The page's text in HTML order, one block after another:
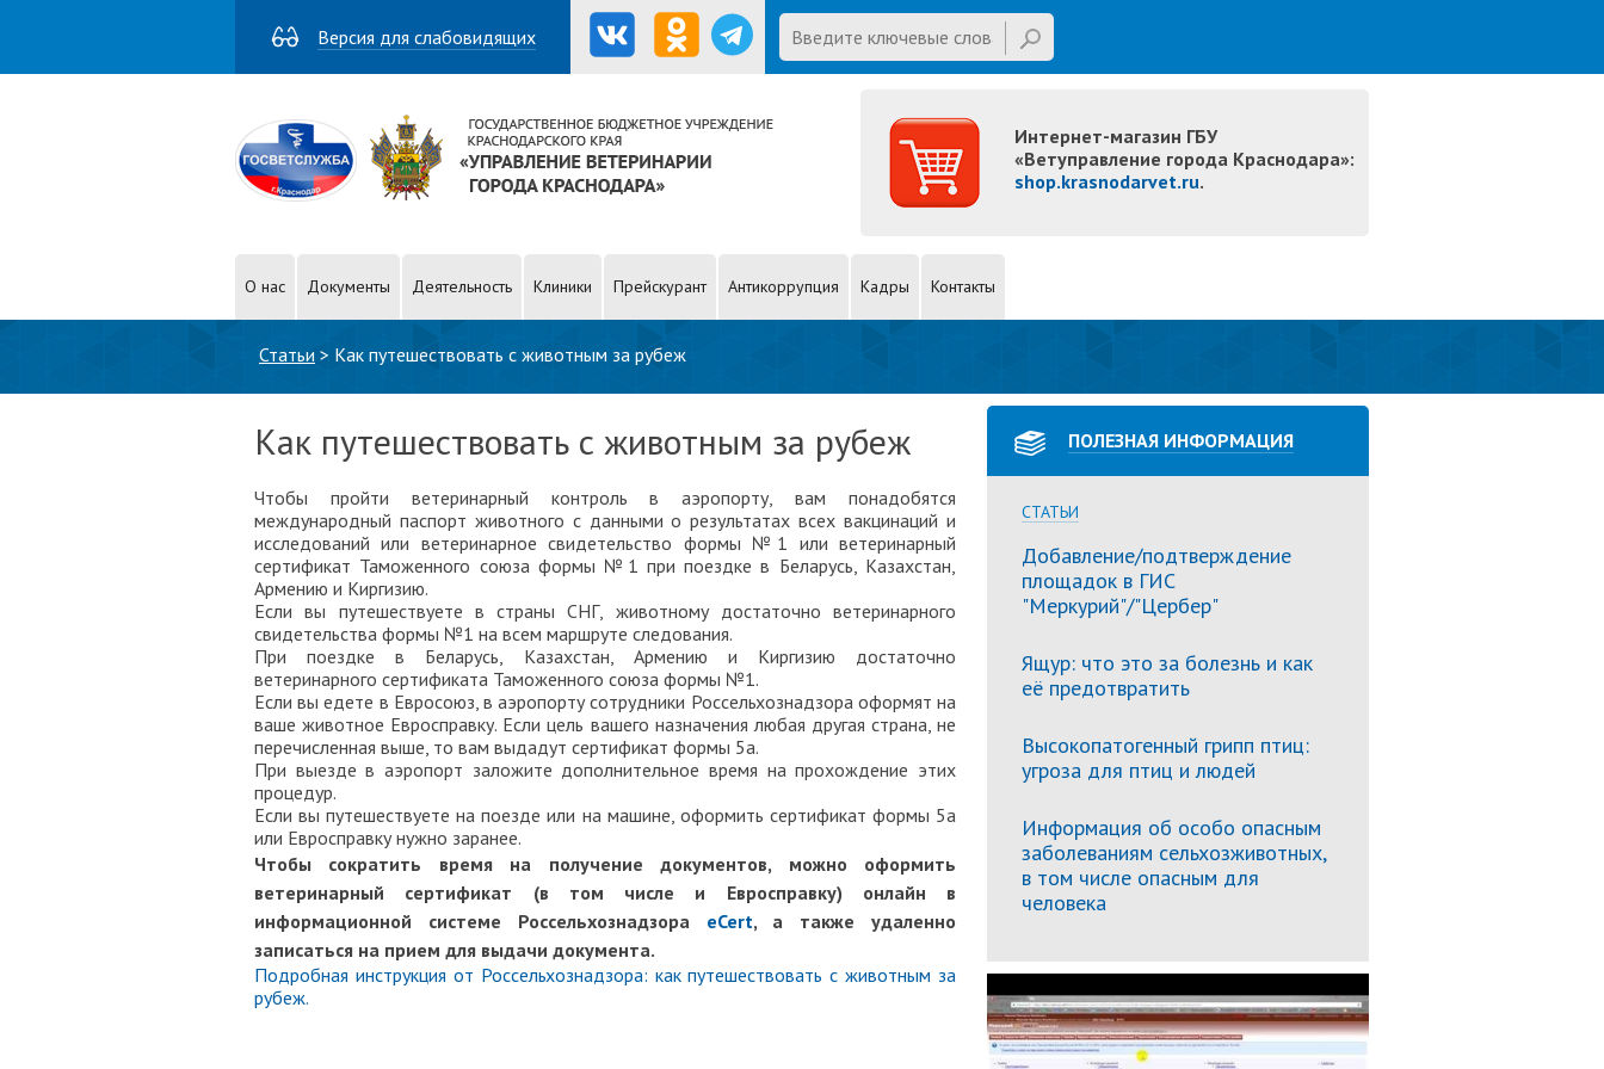
Версия для слабовидящих
Website
Введите ключевые слова для
поиска
Интернет-магазин ГБУ
«Ветуправление города Краснодара»:
shop.krasnodarvet.ru.
О нас Документы Деятельность Клиники Прейскурант Антикоррупция Кадры Контакты
Статьи > Как путешествовать с животным за рубеж
Как путешествовать с животным за рубеж
Чтобы пройти ветеринарный контроль в аэропорту, вам понадобятся
международный паспорт животного с данными о результатах всех вакцинаций и
исследований или ветеринарное свидетельство формы №1 или ветеринарный
сертификат Таможенного союза формы №1 при поездке в Беларусь, Казахстан,
Армению и Киргизию.
Если вы путешествуете в страны СНГ, животному достаточно ветеринарного
свидетельства формы №1 на всем маршруте следования.
При поездке в Беларусь, Казахстан, Армению и Киргизию достаточно
ветеринарного сертификата Таможенного союза формы №1.
Если вы едете в Евросоюз, в аэропорту сотрудники Россельхознадзора оформят на
ваше животное Евросправку. Если цель вашего назначения любая другая страна, не
перечисленная выше, то вам выдадут сертификат формы 5а.
При выезде в аэропорт заложите дополнительное время на прохождение этих
процедур.
Если вы путешествуете на поезде или на машине, оформить сертификат формы 5а
или Евросправку нужно заранее.
Чтобы сократить время на получение документов, можно оформить
ветеринарный сертификат (в том числе и Евросправку) онлайн в
информационной системе Россельхознадзора eCert, а также удаленно
записаться на прием для выдачи документа.
Подробная инструкция от Россельхознадзора: как путешествовать с животным за
рубеж.
ПОЛЕЗНАЯ ИНФОРМАЦИЯ
СТАТЬИ
Добавление/подтверждение
площадок в ГИС
"Меркурий"/"Цербер"
Ящур: что это за болезнь и как
её предотвратить
Высокопатогенный грипп птиц:
угроза для птиц и людей
Информация об особо опасным
заболеваниям сельхозживотных,
в том числе опасным для
человека